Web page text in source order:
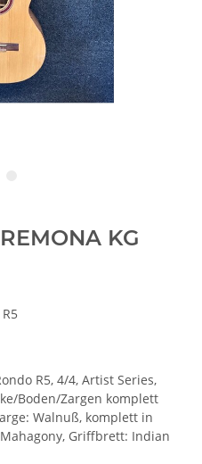
KG
R5, 4/4, Artist Series,
Boden/Zargen komplett
Walnuß, komplett in
Griffbrett: Indian